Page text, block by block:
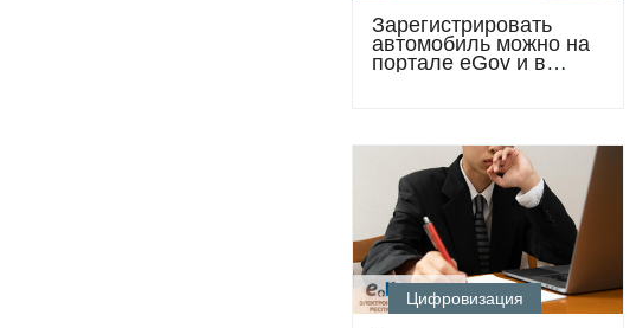
Зарегистрировать
автомобиль можно на
портале eGov и в
Цифровизация